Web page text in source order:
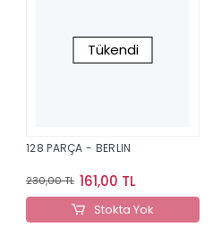
Tükendi
128 PARÇA - BERLIN
230,00 TL 161,00 TL
Stokta Yok